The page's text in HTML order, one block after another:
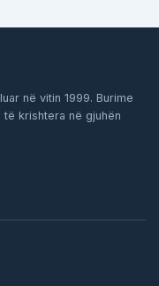
në vitin 1999. Burime
krishtera në gjuhën